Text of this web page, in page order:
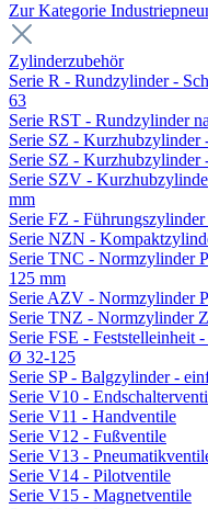
Zur Kategorie
Zylinderzubehör
Serie R - Rundzylinder -
63
Serie RST - Rundzylinder
Serie SZ -
Serie SZ -
Serie SZV -
mm
Serie FZ -
Serie NZN -
Serie TNC - Normzylinder
125 mm
Serie AZV - Normzylinder
Serie TNZ - Normzylinder
Serie FSE -
Ø 32-125
Serie SP - Balgzylinder -
Serie V10 -
Serie V11 - Handventile
Serie V12 - Fußventile
Serie V13 -
Serie V14 - Pilotventile
Serie V15 - Magnetventile